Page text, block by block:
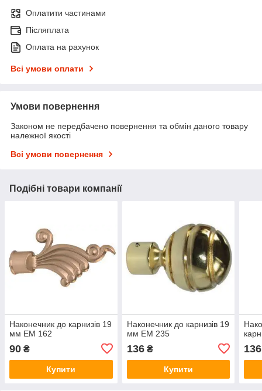
Оплатити частинами
Післяплата
Оплата на рахунок
Всі умови оплати
Умови повернення
Законом не передбачено повернення та обмін даного товару
належної якості
Всі умови повернення
Подібні товари компанії
Наконечник до карнизів 19
мм ЕМ 162
90 ₴
Купити
Наконечник до карнизів 19
мм ЕМ 235
136₴
Купити
136